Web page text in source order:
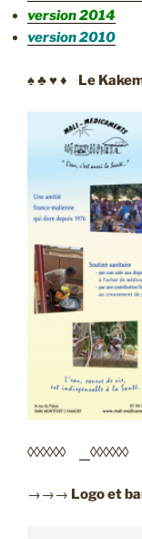
version 2014
version 2010
♠ ♣ ♥ ♦ Le
◊◊◊◊◊◊ ◊◊◊◊◊◊
→→→ Logo et